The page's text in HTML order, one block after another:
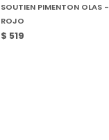
SOUTIEN PIMENTON OLAS -
ROJO
$ 519